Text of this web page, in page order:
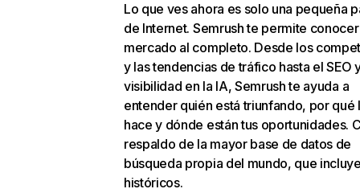
Lo que ves ahora es solo una pequeña
de Internet. Semrush te permite
mercado al completo. Desde los
y las tendencias de tráfico hasta el SEO
visibilidad en la IA, Semrush te ayuda a
entender quién está triunfando, por qué
hace y dónde están tus oportunidades.
respaldo de la mayor base de datos de
búsqueda propia del mundo, que
históricos.